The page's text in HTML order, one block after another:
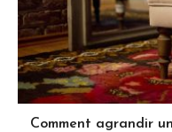
Comment agrandir